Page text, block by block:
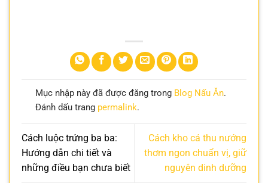
Mục nhập này đã được đăng trong Blog Nấu Ăn.
Đánh dấu trang permalink.
Cách luộc trứng ba ba:
Hướng dẫn chi tiết và
những điều bạn chưa biết
Cách kho cá thu nướng
thơm ngon chuẩn vị, giữ
nguyên dinh dưỡng